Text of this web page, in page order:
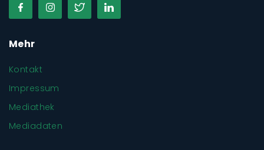
Mehr
Kontakt
Impressum
Mediathek
Mediadaten